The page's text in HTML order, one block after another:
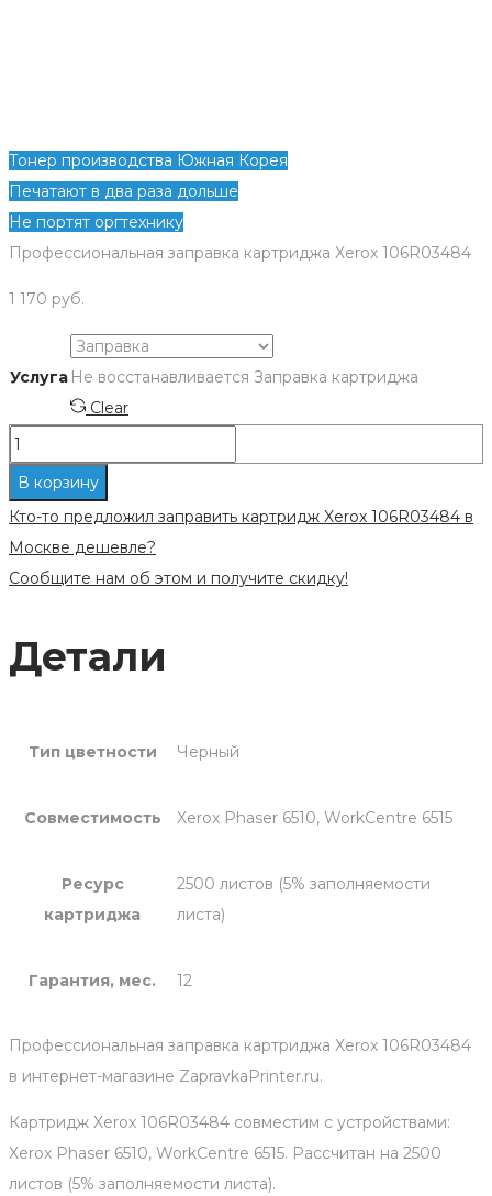
Тонер производства Южная Корея
Печатают в два раза дольше
Не портят оргтехнику
Профессиональная заправка картриджа Xerox 106R03484
1 170 руб.
Услуга Не восстанавливается Заправка картриджа
Clear
Количество
Заправка
картриджа
В корзину
Кто-то предложил заправить картридж Xerox 106R03484 в
Москве дешевле?
Сообщите нам об этом и получите скидку!
Детали
Тип цветности Черный
Совместимость Xerox Phaser 6510, WorkCentre 6515
Ресурс
картриджа
2500 листов (5% заполняемости
листа)
Гарантия, мес. 12
Профессиональная заправка картриджа Xerox 106R03484
в интернет-магазине ZapravkaPrinter.ru.
Картридж Xerox 106R03484 совместим с устройствами:
Xerox Phaser 6510, WorkCentre 6515. Рассчитан на 2500
листов (5% заполняемости листа).